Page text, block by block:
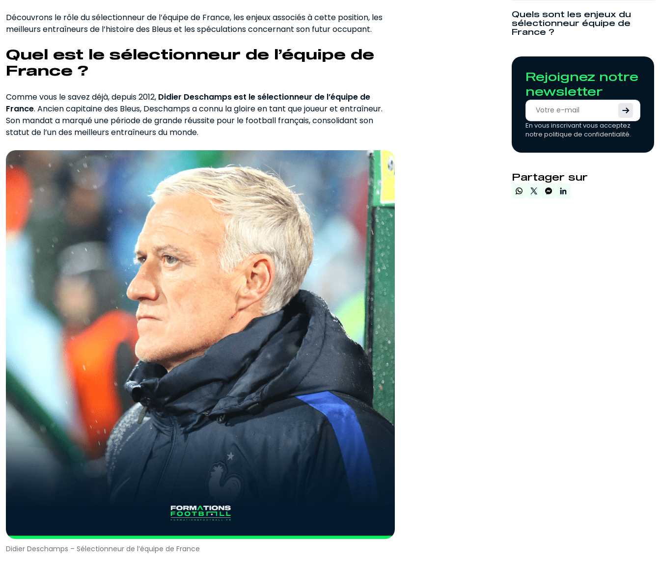
Découvrons le rôle du sélectionneur de l’équipe de France, les enjeux associés à cette position, les
meilleurs entraîneurs de l’histoire des Bleus et les spéculations concernant son futur occupant.
Quel est le sélectionneur de l’équipe de
France ?
Comme vous le savez déjà, depuis 2012, Didier Deschampsest le sélectionneur de l’équipe de
France. Ancien capitaine des Bleus, Deschamps a connu la gloire en tant que joueur et entraîneur.
Son mandat a marqué une période de grande réussite pour le football français, consolidant son
statut de l’un des meilleurs entraîneurs du monde.
Didier Deschamps – Sélectionneur de l’équipe de France
Quels sont les enjeux du
sélectionneur équipe de
France ?
Rejoignez notre
newsletter
En vous inscrivant vous acceptez
notre politique de confidentialité.
Partager sur